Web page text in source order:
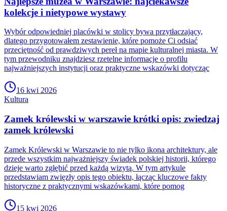
kolekcje i nietypowe wystawy
Wybór odpowiedniej placówki w stolicy bywa przytłaczający,
dlatego przygotowałem zestawienie, które pomoże Ci odsiać
przeciętność od prawdziwych pereł na mapie kulturalnej miasta. W
tym przewodniku znajdziesz rzetelne informacje o profilu
najważniejszych instytucji oraz praktyczne wskazówki dotycząc
16 kwi 2026
Kultura
Zamek królewski w warszawie krótki opis: zwiedzaj
zamek królewski
Zamek Królewski w Warszawie to nie tylko ikona architektury, ale
przede wszystkim najważniejszy świadek polskiej historii, którego
dzieje warto zgłębić przed każdą wizytą. W tym artykule
przedstawiam zwięzły opis tego obiektu, łącząc kluczowe fakty
historyczne z praktycznymi wskazówkami, które pomog
15 kwi 2026